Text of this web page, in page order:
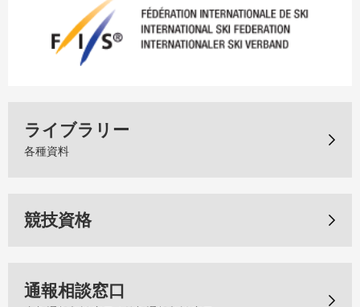
ライブラリー
各種資料
競技資格
通報相談窓口